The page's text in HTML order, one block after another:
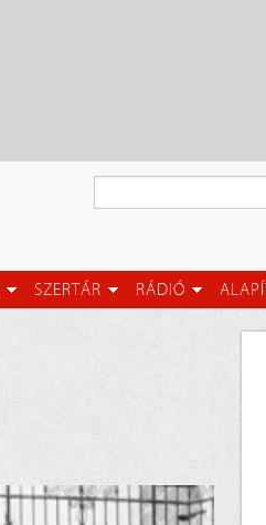
SZERTÁR RÁDIÓ